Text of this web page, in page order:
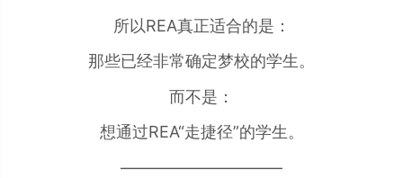
所以REA真正适合的是：
那些已经非常确定梦校的学生。
而不是：
想通过REA“走捷径”的学生。
——————————